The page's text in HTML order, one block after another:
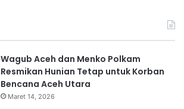
Wagub Aceh dan Menko Polkam
Resmikan Hunian Tetap untuk Korban
Bencana Aceh Utara
Maret 14, 2026